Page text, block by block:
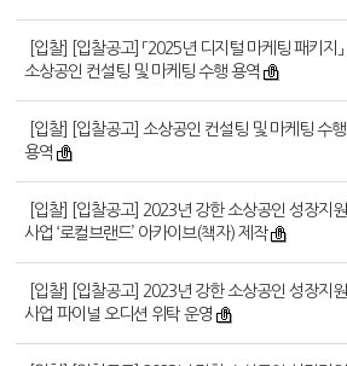
[입찰] [입찰공고] 「2025년 디지털 마케팅 패키지」
소상공인 컨설팅 및 마케팅 수행 용역
[입찰] [입찰공고] 소상공인 컨설팅 및 마케팅 수행
용역
[입찰] [입찰공고] 2023년 강한 소상공인 성장지원
사업 ‘로컬브랜드’ 아카이브(책자) 제작
[입찰] [입찰공고] 2023년 강한 소상공인 성장지원
사업 파이널 오디션 위탁 운영